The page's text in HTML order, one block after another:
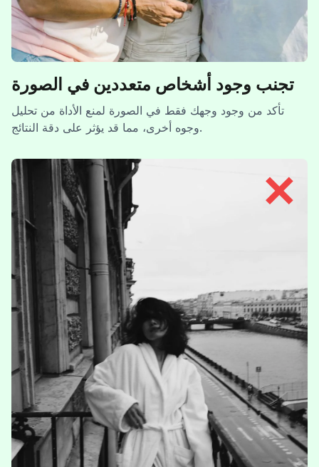
تجنب وجود أشخاص متعددين في الصورة
تأكد من وجود وجهك فقط في الصورة لمنع الأداة من تحليل
وجوه أخرى، مما قد يؤثر على دقة النتائج.
✕